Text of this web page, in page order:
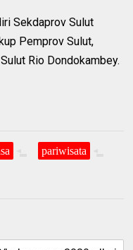
Sekdaprov Sulut
Pemprov Sulut,
Rio Dondokambey.
pariwisata